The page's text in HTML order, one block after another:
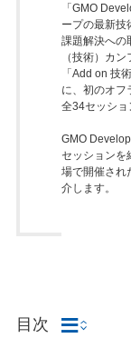
「GMO
ープの最新技
課題解決への
（技術）カ
「Add on 技
に、初のオフ
全34セッショ
GMO
セッションを
場で開催され
介します。
目次